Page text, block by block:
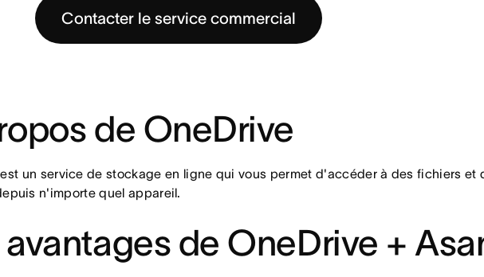
Contacter le service commercial
de OneDrive
un service de stockage en ligne qui vous permet d'accéder à des fichiers et
n'importe quel appareil.
de OneDrive +